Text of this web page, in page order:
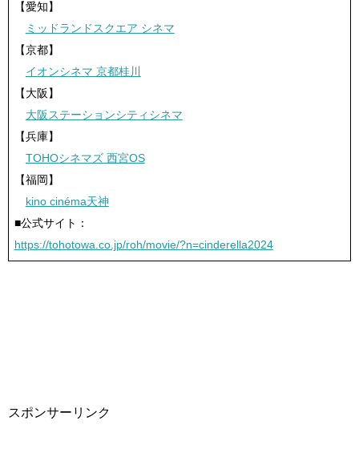
【愛知】
ミッドランドスクエア シネマ
【京都】
イオンシネマ 京都桂川
【大阪】
大阪ステーションシティシネマ
【兵庫】
TOHOシネマズ 西宮OS
【福岡】
kino cinéma天神
■公式サイト：
https://tohotowa.co.jp/roh/movie/?n=cinderella2024
スポンサーリンク